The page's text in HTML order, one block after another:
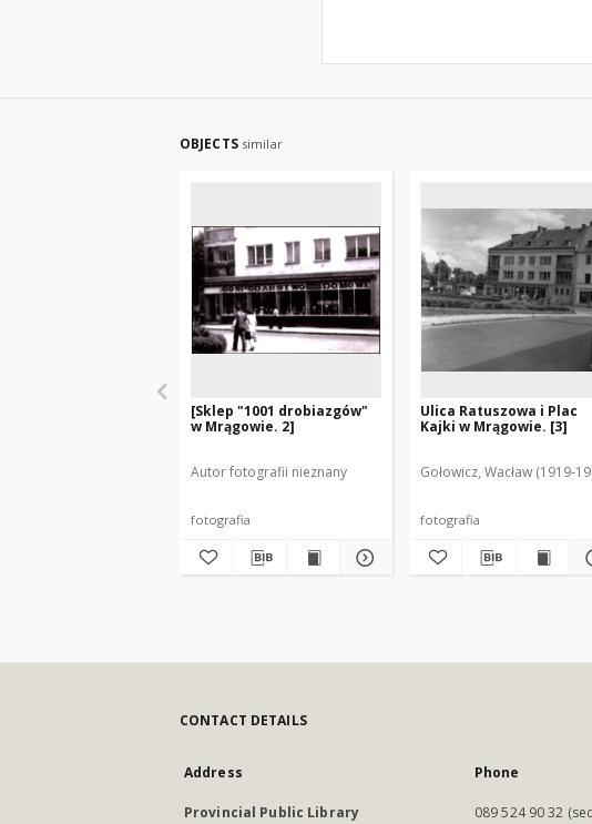
OBJECTS similar
[Sklep "1001 drobiazgów"
w Mrągowie. 2]
Autor fotografii nieznany
fotografia
Ulica Ratuszowa i Plac
Kajki w Mrągowie. [3]
Gołowicz, Wacław (1919-
fotografia
CONTACT DETAILS
Address
Provincial Public Library
Phone
089 524 90 32